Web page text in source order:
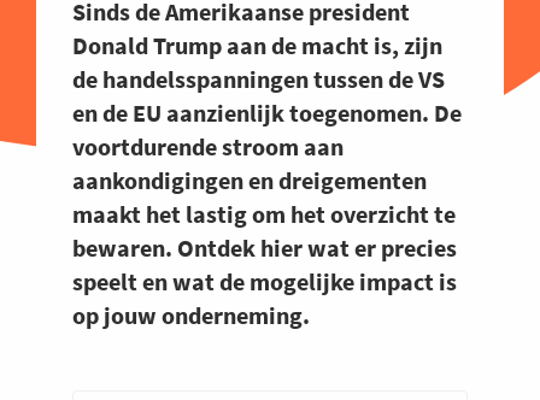
Sinds de Amerikaanse president
Donald Trump aan de macht is, zijn
de handelsspanningen tussen de VS
en de EU aanzienlijk toegenomen. De
voortdurende stroom aan
aankondigingen en dreigementen
maakt het lastig om het overzicht te
bewaren. Ontdek hier wat er precies
speelt en wat de mogelijke impact is
op jouw onderneming.